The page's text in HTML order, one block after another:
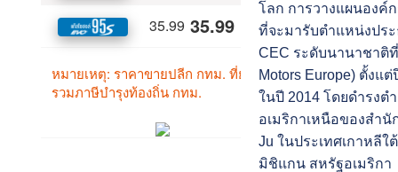
โลก การวางแผนองค์
ที่จะมารับตำแหน่งปร
CEC ระดับนานาชาติ
Motors Europe) ตั้งแ
ในปี 2014 โดยดำรงต
อเมริกาเหนือของสำนั
Ju ในประเทศเกาหลี
มิชิแกน สหรัฐอเมริกา